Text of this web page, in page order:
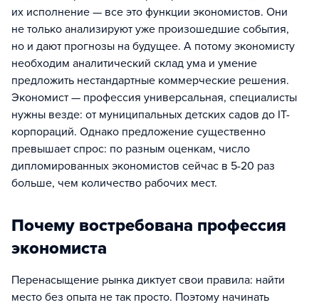
их исполнение — все это функции экономистов. Они
не только анализируют уже произошедшие события,
но и дают прогнозы на будущее. А потому экономисту
необходим аналитический склад ума и умение
предложить нестандартные коммерческие решения.
Экономист — профессия универсальная, специалисты
нужны везде: от муниципальных детских садов до IT-
корпораций. Однако предложение существенно
превышает спрос: по разным оценкам, число
дипломированных экономистов сейчас в 5-20 раз
больше, чем количество рабочих мест.
Почему востребована профессия
экономиста
Перенасыщение рынка диктует свои правила: найти
место без опыта не так просто. Поэтому начинать